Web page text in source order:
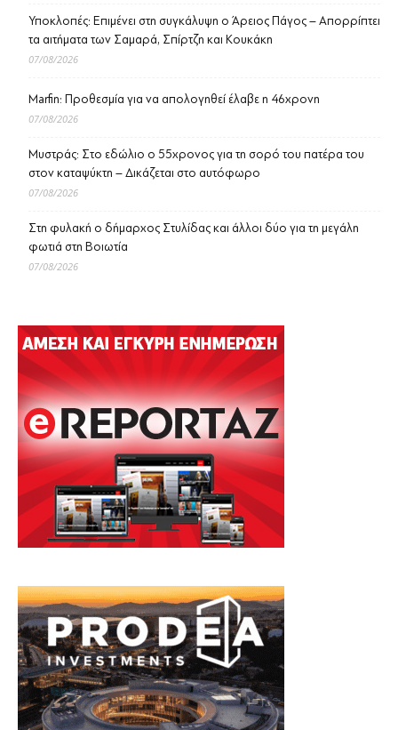
Υποκλοπές: Επιμένει στη συγκάλυψη ο Άρειος Πάγος – Απορρίπτει
τα αιτήματα των Σαμαρά, Σπίρτζη και Κουκάκη
07/08/2026
Marfin: Προθεσμία για να απολογηθεί έλαβε η 46χρονη
07/08/2026
Μυστράς: Στο εδώλιο ο 55χρονος για τη σορό του πατέρα του
στον καταψύκτη – Δικάζεται στο αυτόφωρο
07/08/2026
Στη φυλακή ο δήμαρχος Στυλίδας και άλλοι δύο για τη μεγάλη
φωτιά στη Βοιωτία
07/08/2026